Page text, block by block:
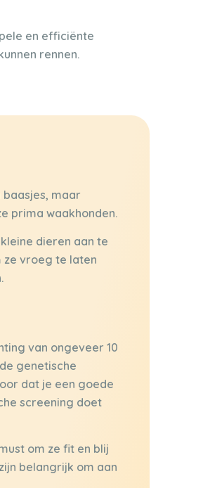
en efficiënte
rennen.
baasjes, maar
prima waakhonden.
dieren aan te
ze vroeg te laten
van ongeveer 10
genetische
dat je een goede
screening doet
om ze fit en blij
belangrijk om aan